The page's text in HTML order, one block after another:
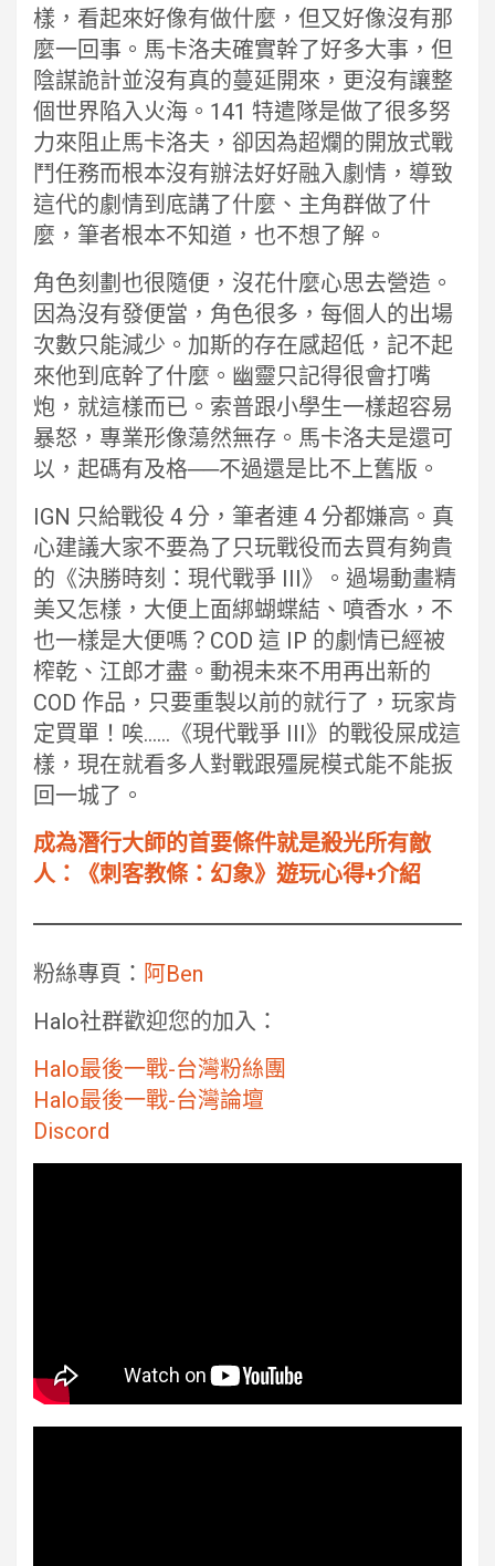
樣，看起來好像有做什麼，但又好像沒有那
麼一回事。馬卡洛夫確實幹了好多大事，但
陰謀詭計並沒有真的蔓延開來，更沒有讓整
個世界陷入火海。141 特遣隊是做了很多努
力來阻止馬卡洛夫，卻因為超爛的開放式戰
鬥任務而根本沒有辦法好好融入劇情，導致
這代的劇情到底講了什麼、主角群做了什
麼，筆者根本不知道，也不想了解。
角色刻劃也很隨便，沒花什麼心思去營造。
因為沒有發便當，角色很多，每個人的出場
次數只能減少。加斯的存在感超低，記不起
來他到底幹了什麼。幽靈只記得很會打嘴
炮，就這樣而已。索普跟小學生一樣超容易
暴怒，專業形像蕩然無存。馬卡洛夫是還可
以，起碼有及格──不過還是比不上舊版。
IGN 只給戰役 4 分，筆者連 4 分都嫌高。真
心建議大家不要為了只玩戰役而去買有夠貴
的《決勝時刻：現代戰爭 III》。過場動畫精
美又怎樣，大便上面綁蝴蝶結、噴香水，不
也一樣是大便嗎？COD 這 IP 的劇情已經被
榨乾、江郎才盡。動視未來不用再出新的
COD 作品，只要重製以前的就行了，玩家肯
定買單！唉……《現代戰爭 III》的戰役屎成這
樣，現在就看多人對戰跟殭屍模式能不能扳
回一城了。
成為潛行大師的首要條件就是殺光所有敵
人：《刺客教條：幻象》遊玩心得+介紹
粉絲專頁： 阿Ben
Halo社群歡迎您的加入：
Halo最後一戰-台灣粉絲團
Halo最後一戰-台灣論壇
Discord